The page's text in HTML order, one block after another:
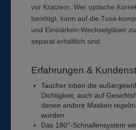
vor Kratzern. Wer optische
benötigt, kann auf die Tusa-
und Einstärken-Wechselgläser
separat erhältlich sind.
Erfahrungen &
Taucher loben die
Dichtigkeit, auch auf
denen andere Masken
wurden
Das 180°-Schnallensystem